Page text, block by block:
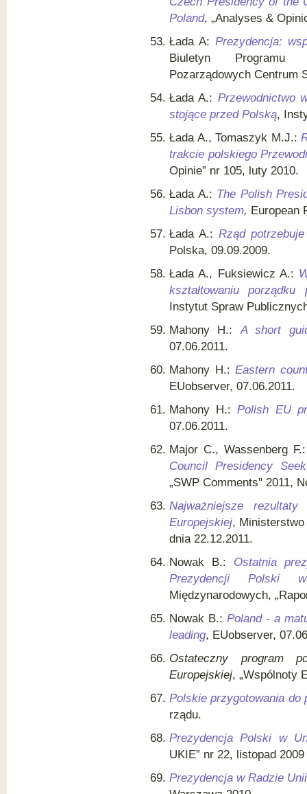
Poland, „Analyses &
Łada A: Prezydencja:
Biuletyn Programu
Pozarządowych Centrum
Łada A.: Przewodnictwo
stojące przed Polską,
Łada A., Tomaszyk M.J.:
trakcie polskiego
Opinie” nr 105, luty 2010.
Łada A.: The Polish
Lisbon system, European
Łada A.:Rząd
Polska, 09.09.2009.
Łada A., Fuksiewicz A.:
kształtowaniu porządku
Instytut Spraw
Mahony H.:A short
07.06.2011.
Mahony H.: Eastern
EUobserver, 07.06.2011.
Mahony H.:Polish EU
07.06.2011.
Major C., Wassenberg
Council Presidency
„SWP Comments" 2011,
Najważniejsze
Europejskiej,
dnia 22.12.2011.
Nowak B.: Ostatnia
Prezydencji Polski
Międzynarodowych,
Nowak B.:Poland - a
leading, EUobserver,
Ostateczny program
Europejskiej, „Wspólnoty
Polskie przygotowania do
rządu.
Prezydencja Polski w
UKIE” nr 22, listopad
Prezydencja w Radzie